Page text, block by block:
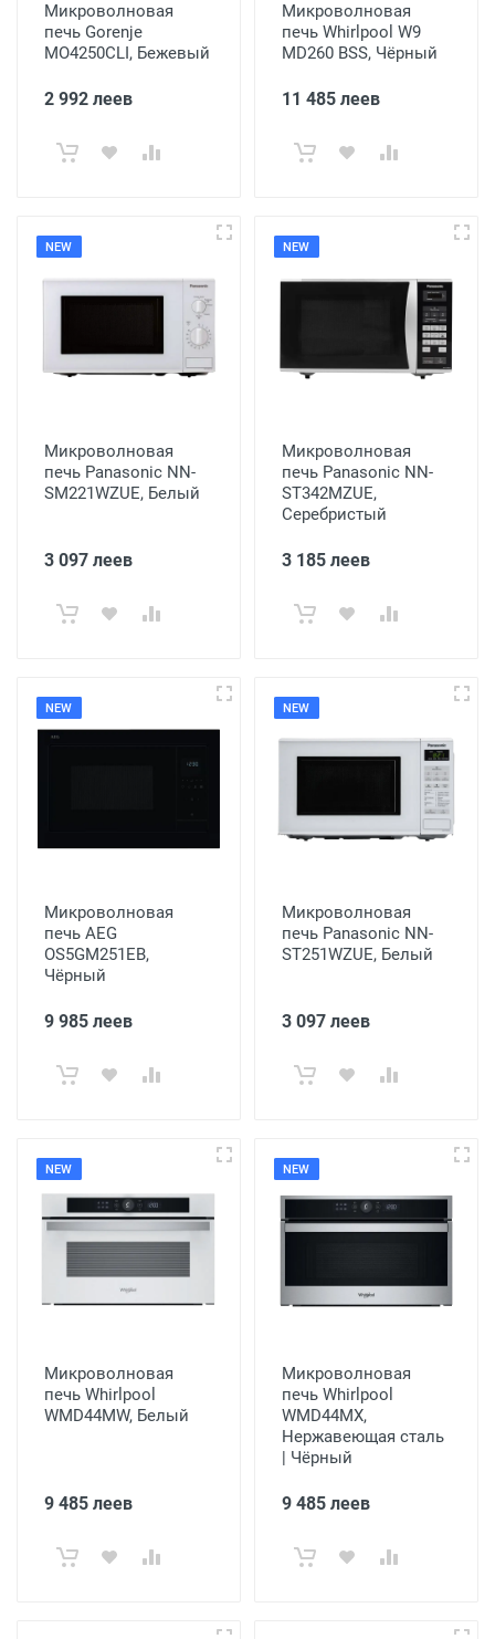
Микроволновая
печь Gorenje
MO4250CLI, Бежевый
2 992 леев
Микроволновая
печь Whirlpool W9
MD260 BSS, Чёрный
11 485 леев
NEW
Микроволновая
печь Panasonic NN-
SM221WZUE, Белый
3 097 леев
NEW
Микроволновая
печь Panasonic NN-
ST342MZUE,
Серебристый
3 185 леев
NEW
Микроволновая
печь AEG
OS5GM251EB,
Чёрный
9 985 леев
NEW
Микроволновая
печь Panasonic NN-
ST251WZUE, Белый
3 097 леев
NEW
Микроволновая
печь Whirlpool
WMD44MW, Белый
9 485 леев
NEW
Микроволновая
печь Whirlpool
WMD44MX,
Нержавеющая сталь
| Чёрный
9 485 леев